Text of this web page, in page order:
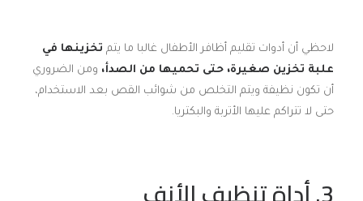
لاحظي أن أدوات تقليم أظافر الأطفال غالبا ما يتم تخزينها في
علبة تخزين صغيرة، حتى تحميها من الصدأ، ومن الضروري
أن تكون نظيفة ويتم التخلص من شوائب القص بعد الاستخدام،
حتى لا تتراكم عليها الأتربة والبكتريا.